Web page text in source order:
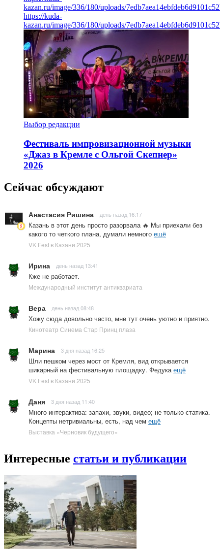
kazan.ru/image/336/180/uploads/
https://kuda-
kazan.ru/image/336/180/uploads/
Выбор редакции
Фестиваль импровизационной музыки
«Джаз в Кремле с Ольгой Скепнер»
2026
Сейчас обсуждают
Анастасия Ришина день назад 16:17
Казань в этот день просто разорвала 🔥 Мы приехали без
какого то четкого плана, думали немного ещё
VK Fest в Казани 2025
Ирина день назад 13:41
Кже не работает.
Международный институт антиквариата
Вера день назад 08:48
Хожу сюда довольно часто, мне тут очень уютно и приятно.
Кинотеатр Синема Стар Принц плаза
Марина 3 дня назад 16:25
Шли пешком через мост от Кремля, вид открывается
шикарный на фестивальную площадку. Федука ещё
VK Fest в Казани 2025
Даня 3 дня назад 11:40
Много интерактива: запахи, звуки, видео; не только статика.
Концепты нетривиальны, есть, над чем ещё
Выставка «Черновик будущего»
Интересные статьи и публикации